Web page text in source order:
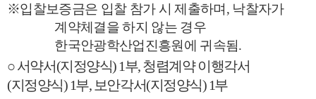
※입찰보증금은 입찰 참가 시 제출하며, 낙찰자가
계약체결을 하지 않는 경우
한국안광학산업진흥원에 귀속됨.
○서약서(지정양식) 1부,청렴계약 이행각서
(지정양식) 1부, 보안각서(지정양식) 1부